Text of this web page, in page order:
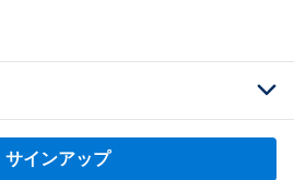
サインアップ